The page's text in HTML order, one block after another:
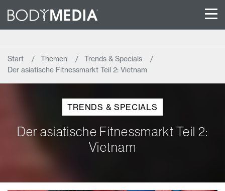
Start Themen
Trends & Specials
Der asiatische Fitnessmarkt Teil 2: Vietnam
TRENDS & SPECIALS
Der asiatische Fitnessmarkt Teil 2:
Vietnam